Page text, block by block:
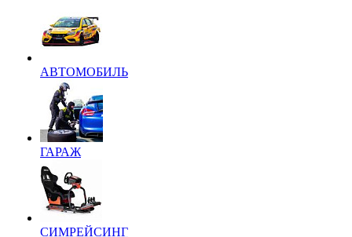
АВТОМОБИЛЬ
ГАРАЖ
СИМРЕЙСИНГ